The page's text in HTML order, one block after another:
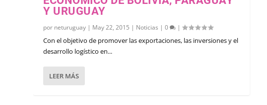
Y URUGUAY
por neturuguay | May 22, 2015 | Noticias |0 |
Con el objetivo de promover las exportaciones, las inversiones y el
desarrollo logístico en...
LEER MÁS